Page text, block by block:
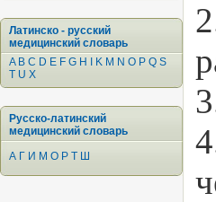
Латинско - русский
медицинский словарь
A B C D E F G H K M N O P Q S
T U X
Русско-латинский
медицинский словарь
А Г И М О Р Т Ш